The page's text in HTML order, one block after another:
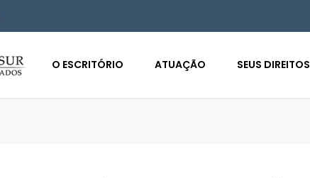
O ESCRITÓRIO ATUAÇÃO SEUS DIREITOS